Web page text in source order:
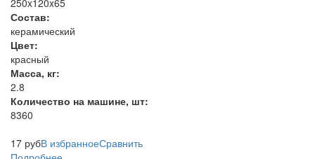
Состав:
керамический
Цвет:
красный
Масса, кг:
2.8
Количество на машине, шт:
8360
17 рубВ избранноеСравнить